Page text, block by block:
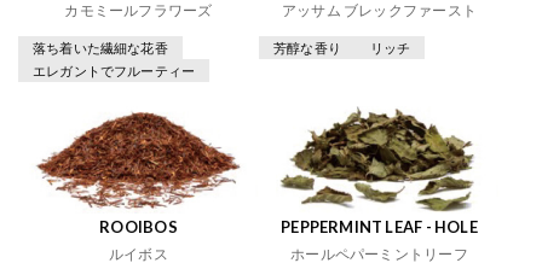
カモミールフラワーズ
落ち着いた繊細な花香
エレガントでフルーティー
アッサム ブレックファースト
芳醇な香り リッチ
ROOIBOS
ルイボス
PEPPERMINT LEAF - HOLE
ホールペパーミントリーフ